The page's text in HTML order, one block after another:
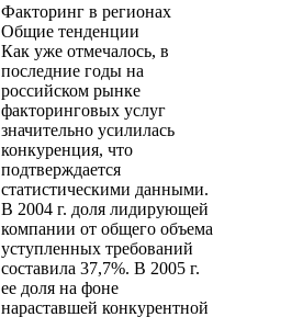
Факторинг в регионах
Общие тенденции
Как уже отмечалось, в
последние годы на
российском рынке
факторинговых услуг
значительно усилилась
конкуренция, что
подтверждается
статистическими данными.
В 2004 г. доля лидирующей
компании от общего объема
уступленных требований
составила 37,7%. В 2005 г.
ее доля на фоне
нараставшей конкурентной